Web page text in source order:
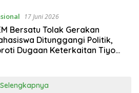
17 Juni 2026
Bersatu Tolak Gerakan
Ditunggangi Politik,
Dugaan Keterkaitan Tiyo
Selengkapnya